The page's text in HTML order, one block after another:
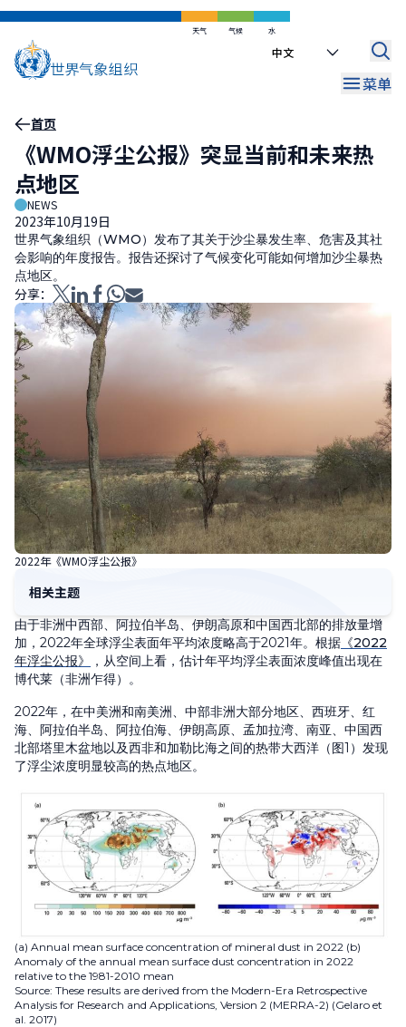
跳
天气 气候 水
Select
菜单
面
包
屑
首页
《WMO浮尘公报》突显当前和未来热
点地区
NEWS
2023年10月19日
世界气象组织（WMO）发布了其关于沙尘暴发生率、危害及其社
会影响的年度报告。报告还探讨了气候变化可能如何增加沙尘暴热
点地区。
分享：
2022年《WMO浮尘公报》
相关主题
由于非洲中西部、阿拉伯半岛、伊朗高原和中国西北部的排放量增
加，2022年全球浮尘表面年平均浓度略高于2021年。根据 《2022
年浮尘公报》
，从空间上看，估计年平均浮尘表面浓度峰值出现在
博代莱（非洲乍得）。
2022年，在中美洲和南美洲、中部非洲大部分地区、西班牙、红
海、阿拉伯半岛、阿拉伯海、伊朗高原、孟加拉湾、南亚、中国西
北部塔里木盆地以及西非和加勒比海之间的热带大西洋（图1）发现
了浮尘浓度明显较高的热点地区。
(a) Annual mean surface concentration of mineral dust in 2022 (b)
Anomaly of the annual mean surface dust concentration in 2022
relative to the 1981-2010 mean
Source: These results are derived from the Modern-Era Retrospective
Analysis for Research and Applications, Version 2 (MERRA-2) (Gelaro et
al. 2017)